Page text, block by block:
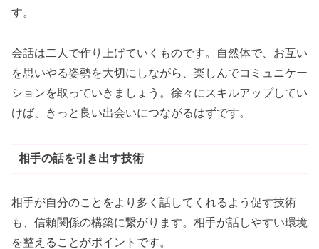
す。
会話は二人で作り上げていくものです。自然体で、お互い
を思いやる姿勢を大切にしながら、楽しんでコミュニケー
ションを取っていきましょう。徐々にスキルアップしてい
けば、きっと良い出会いにつながるはずです。
相手の話を引き出す技術
相手が自分のことをより多く話してくれるよう促す技術
も、信頼関係の構築に繋がります。相手が話しやすい環境
を整えることがポイントです。